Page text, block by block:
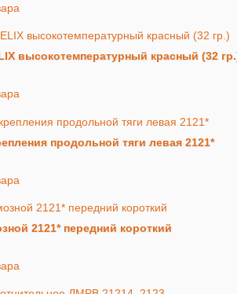
высокотемпературный красный (32
продольной тяги левая 2121*
2121* передний короткий